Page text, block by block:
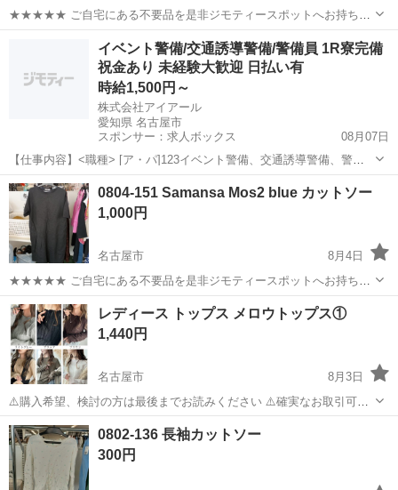
★★★★★ ご自宅にある不要品を是非ジモティースポットへお持ち込
みしませんか？ 家電、趣味・スポーツ・レジャー用品、こども用品、
衣料服飾品、生活雑貨、家具、本、CD・DVDなどが無料でまとめて持
ち込めます！ ※詳細はこ...
名古屋市 カットソー グレイル
イベント警備/交通誘導警備/警備員 1R寮完備
祝金あり 未経験大歓迎 日払い有
時給1,500円～
株式会社アイアール
愛知県 名古屋市
スポンサー：求人ボックス
08月07日
【仕事内容】<職種> [ア・パ]123イベント警備、交通誘導警備、警備
員 <雇用形態> アルバイト・パート <給与> [ア・パ]1時給1,500円～、
2日給11,500円～、3日給14,000円～ 交通費:全額支給 車通勤の方は...
アルバイト・パート
0804-151 Samansa Mos2 blue カットソー
1,000円
名古屋市
8月4日
★★★★★ ご自宅にある不要品を是非ジモティースポットへお持ち込
みしませんか？ 家電、趣味・スポーツ・レジャー用品、こども用品、
衣料服飾品、生活雑貨、家具、本、CD・DVDなどが無料でまとめて持
ち込めます！ ※詳細はこ...
愛知 名古屋市 カットソー Mos
レディース トップス メロウトップス①
1,440円
名古屋市
8月3日
⚠️購入希望、検討の方は最後までお読みください ⚠️確実なお取引可能
な方のみお願いします 程よく肌見えするハイネックメロウ指穴トップ
スが登場 いつものコーディネートをワンランクアップ♪ メロウ トップ
ス 数回使用 サイズ...
愛知 名古屋市 カットソー 楽天
0802-136 長袖カットソー
300円